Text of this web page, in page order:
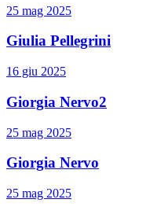
25 mag 2025
Giulia Pellegrini
16 giu 2025
Giorgia Nervo2
25 mag 2025
Giorgia Nervo
25 mag 2025